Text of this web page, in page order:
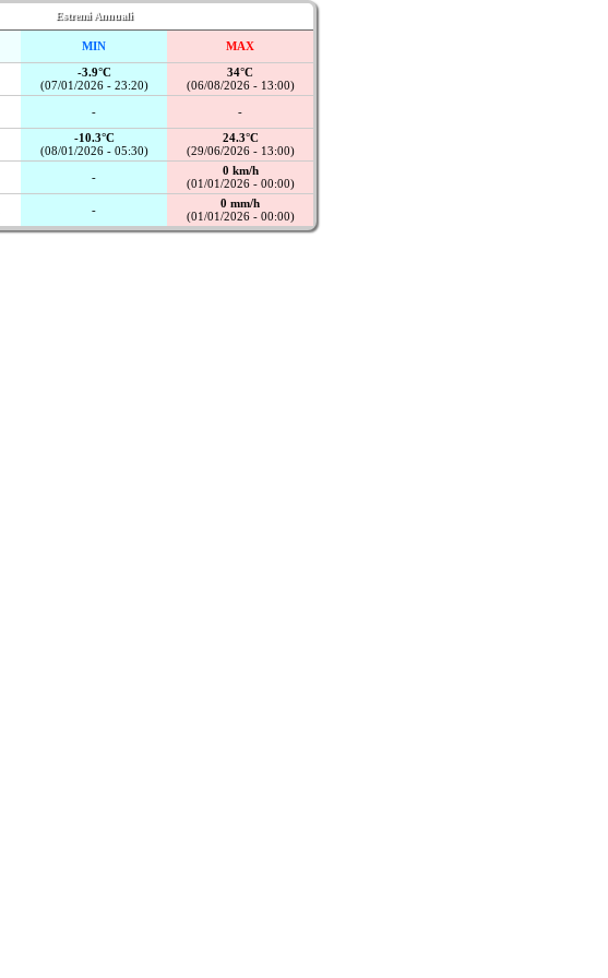
Estremi Annuali
MIN MAX
-3.9°C
(07/01/2026 - 23:20)
34°C
(06/08/2026 - 13:00)
- -
-10.3°C
(08/01/2026 - 05:30)
24.3°C
(29/06/2026 - 13:00)
-
0 km/h
(01/01/2026 - 00:00)
-
0 mm/h
(01/01/2026 - 00:00)